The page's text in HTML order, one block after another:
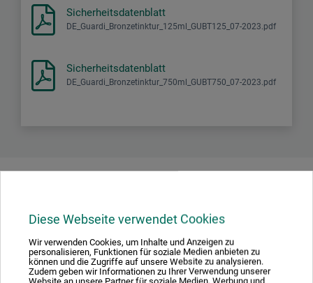
Diese Webseite verwendet Cookies
Wir verwenden Cookies, um Inhalte und Anzeigen zu
personalisieren, Funktionen für soziale Medien anbieten zu
können und die Zugriffe auf unsere Website zu analysieren.
Zudem geben wir Informationen zu Ihrer Verwendung unserer
Website an unsere Partner für soziale Medien, Werbung und
Sicherheitsdatenblatt
DE_Guardi_Bronzetinktur_125ml_GUBT125_07-2023.pdf
Sicherheitsdatenblatt
DE_Guardi_Bronzetinktur_750ml_GUBT750_07-2023.pdf
JETZT PRODUKT BEWERTEN